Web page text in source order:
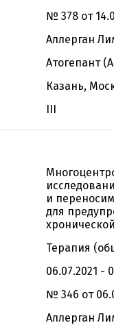
№ 378 от
Аллерган
Атогепант
Казань,
III
и
для
Терапия
06.07.2021 -
№ 346 от
Аллерган